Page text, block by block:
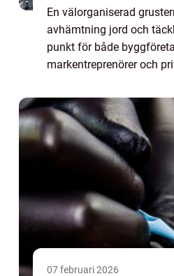
En välorganiserad
avhämtning jord och
punkt för både
markentreprenörer och
07 februari 2026